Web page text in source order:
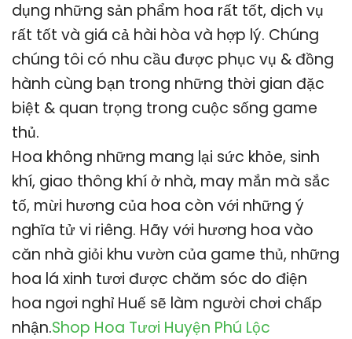
dụng những sản phẩm hoa rất tốt, dịch vụ
rất tốt và giá cả hài hòa và hợp lý. Chúng
chúng tôi có nhu cầu được phục vụ & đồng
hành cùng bạn trong những thời gian đặc
biệt & quan trọng trong cuộc sống game
thủ.
Hoa không những mang lại sức khỏe, sinh
khí, giao thông khí ở nhà, may mắn mà sắc
tố, mừi hương của hoa còn với những ý
nghĩa tử vi riêng. Hãy với hương hoa vào
căn nhà giỏi khu vườn của game thủ, những
hoa lá xinh tươi được chăm sóc do điện
hoa ngơi nghỉ Huế sẽ làm người chơi chấp
nhận.Shop Hoa Tươi Huyện Phú Lộc